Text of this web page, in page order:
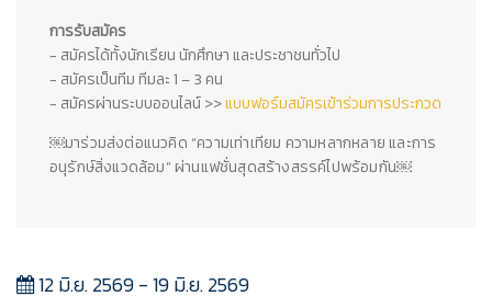
การรับสมัคร
- สมัครได้ทั้งนักเรียน นักศึกษา และประชาชนทั่วไป
- สมัครเป็นทีม ทีมละ 1 – 3 คน
- สมัครผ่านระบบออนไลน์ >>แบบฟอร์มสมัครเข้าร่วมการประกวด
￼มาร่วมส่งต่อแนวคิด “ความเท่าเทียม ความหลากหลาย และการ
อนุรักษ์สิ่งแวดล้อม” ผ่านแฟชั่นสุดสร้างสรรค์ไปพร้อมกัน￼
12 มิ.ย. 2569 - 19 มิ.ย. 2569